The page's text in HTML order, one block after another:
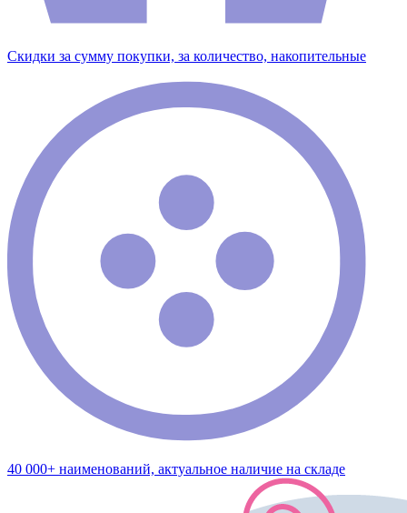
Скидки за сумму покупки, за количество, накопительные
40 000+ наименований, актуальное наличие на складе